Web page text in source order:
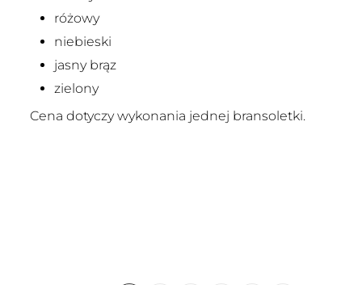
różowy
niebieski
jasny brąz
zielony
Cena dotyczy wykonania jednej bransoletki.